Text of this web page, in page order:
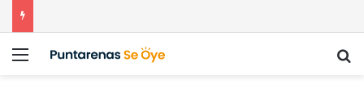
Menú